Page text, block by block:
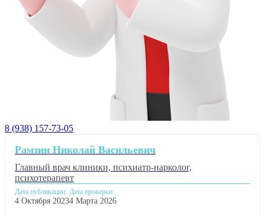
8 (938) 157-73-05
Рамзин Николай Васильевич
Главный врач клиники, психиатр-нарколог,
психотерапевт
Дата публикации:
4 Октября 2023
Дата проверки:
4 Марта 2026